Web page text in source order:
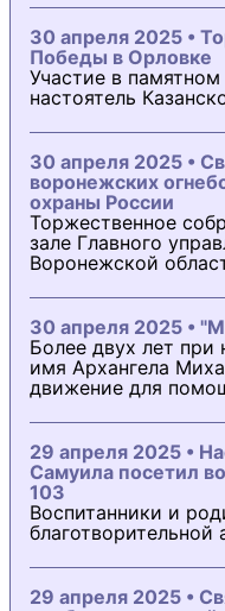
30 апреля 2025 •
Победы в Орловке
Участие в
настоятель
30 апреля 2025 •
воронежских
охраны России
Торжественное
зале Главного
Воронежской
30 апреля 2025 •
Более двух лет
имя Архангела
движение для
29 апреля 2025 •
Самуила посетил
103
Воспитанники и
благотворительной
29 апреля 2025 •